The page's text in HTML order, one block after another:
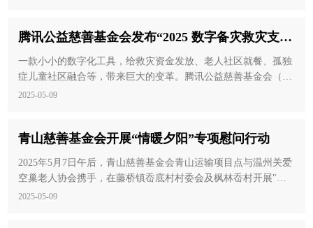
索与实践等方面达成多项共识。
腾讯公益慈善基金会发布“2025 数字备灾救灾支持
体系”
一款小小的数字化工具，给救灾资金发放、老人社区就餐、孤独
症儿童社区融合等，带来巨大的变革。腾讯公益慈善基金会（以
下简称腾讯基金会）联合壹基金、云南省慈善总会等共同发
灾新生态的形成。
2025-05-09
青山慈善基金会开展“情暖夕阳”专项慰问行动
2025年5月7日午后，青山慈善基金会青山运输项目点与温州关爱
空巢老人协会携手，在藤桥镇岙底村村委会及枫林岙村开展"情
暖夕阳"专项慰问行动，为40户困难户送上春日温情。藤桥镇党
2025-05-09